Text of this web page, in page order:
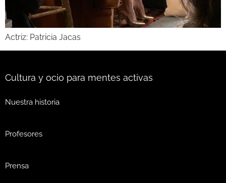
Actriz: Patricia Jacas
Cultura y ocio para mentes activas
Nuestra historia
Profesores
Prensa